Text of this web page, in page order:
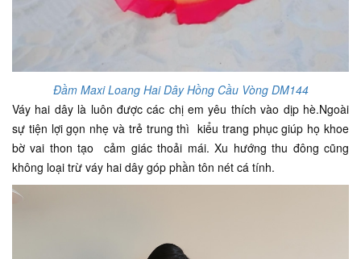
Đầm Maxi Loang Hai Dây Hồng Cầu Vòng DM144
Váy hai dây là luôn được các chị em yêu thích vào dịp hè.Ngoài
sự tiện lợi gọn nhẹ và trẻ trung thì kiểu trang phục giúp họ khoe
bờ vai thon tạo cảm giác thoải mái. Xu hướng thu đông cũng
không loại trừ váy hai dây góp phần tôn nét cá tính.